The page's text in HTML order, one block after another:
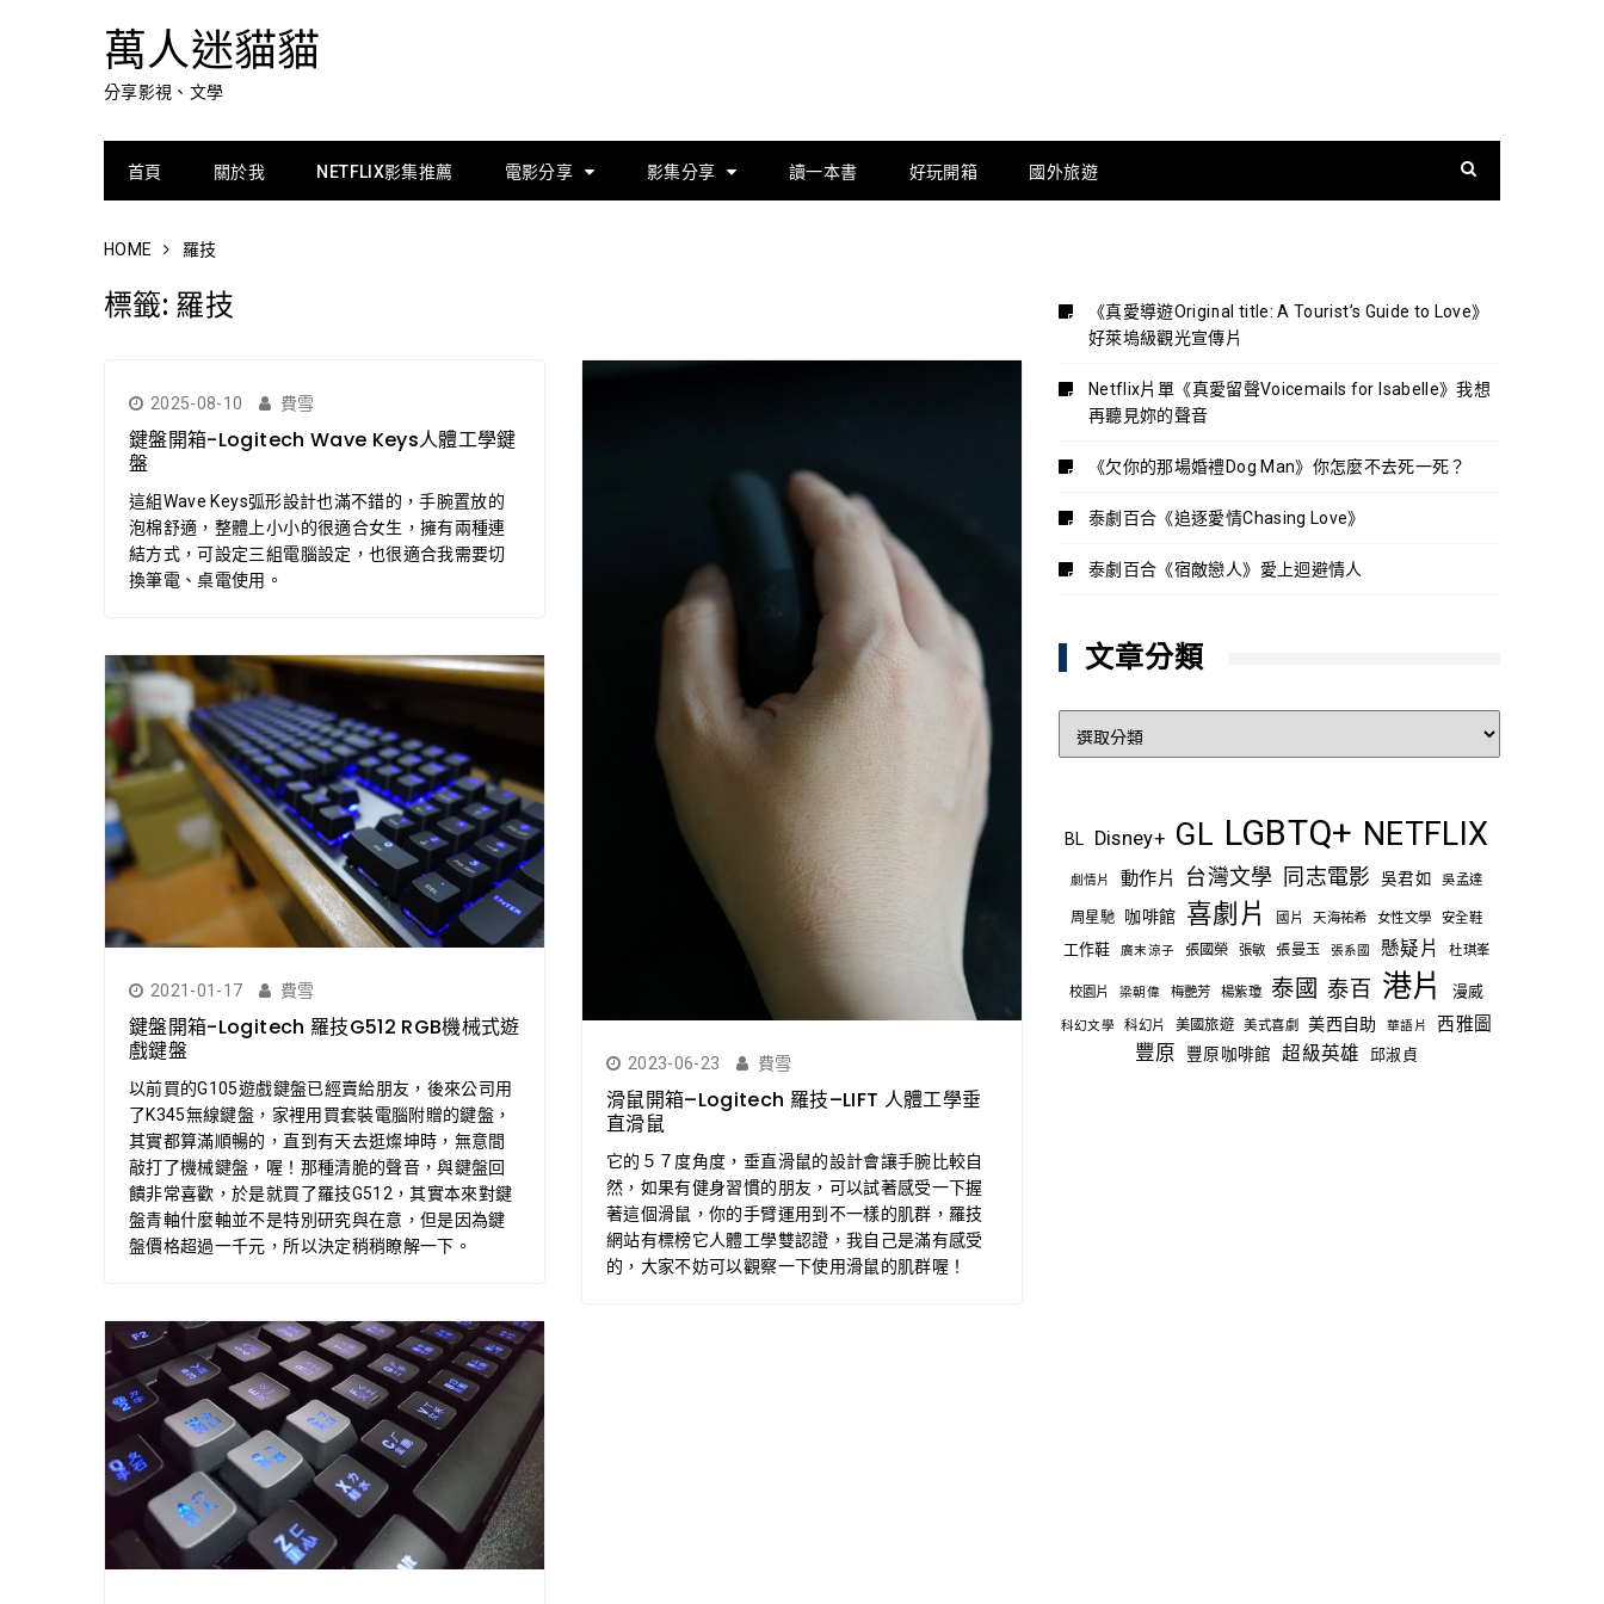
萬人迷貓貓
分享影視、文學
首頁 關於我 NETFLIX影集推薦 電影分享 影集分享 讀一本書 好玩開箱 國外旅遊
HOME 羅技
標籤: 羅技
2025-08-10 費雪
鍵盤開箱-Logitech Wave Keys人體工學鍵
盤
這組Wave Keys弧形設計也滿不錯的，手腕置放的
泡棉舒適，整體上小小的很適合女生，擁有兩種連
結方式，可設定三組電腦設定，也很適合我需要切
換筆電、桌電使用。
2023-06-23 費雪
滑鼠開箱–Logitech 羅技–LIFT 人體工學垂
直滑鼠
它的５７度角度，垂直滑鼠的設計會讓手腕比較自
然，如果有健身習慣的朋友，可以試著感受一下握
著這個滑鼠，你的手臂運用到不一樣的肌群，羅技
網站有標榜它人體工學雙認證，我自己是滿有感受
的，大家不妨可以觀察一下使用滑鼠的肌群喔！
2021-01-17 費雪
鍵盤開箱-Logitech 羅技G512 RGB機械式遊
戲鍵盤
以前買的G105遊戲鍵盤已經賣給朋友，後來公司用
了K345無線鍵盤，家裡用買套裝電腦附贈的鍵盤，
其實都算滿順暢的，直到有天去逛燦坤時，無意間
敲打了機械鍵盤，喔！那種清脆的聲音，與鍵盤回
饋非常喜歡，於是就買了羅技G512，其實本來對鍵
盤青軸什麼軸並不是特別研究與在意，但是因為鍵
盤價格超過一千元，所以決定稍稍瞭解一下。
《真愛導遊Original title: A Tourist’s Guide to Love》
好萊塢級觀光宣傳片
Netflix片單《真愛留聲Voicemails for Isabelle》我想
再聽見妳的聲音
《欠你的那場婚禮Dog Man》你怎麼不去死一死？
泰劇百合《追逐愛情Chasing Love》
泰劇百合《宿敵戀人》愛上迴避情人
文章分類
BL
Disney+ GL LGBTQ+ NETFLIX
劇情片 動作片 台灣文學 同志電影 吳君如 吳孟達
周星馳 咖啡館 喜劇片 國片 天海祐希 女性文學 安全鞋
工作鞋 廣末涼子 張國榮 張敏 張曼玉 張系國 懸疑片 杜琪峯
校園片 梁朝偉 梅艷芳 楊紫瓊 泰國 泰百 港片 漫威
科幻文學 科幻片 美國旅遊 美式喜劇 美西自助 華語片 西雅圖
豐原 豐原咖啡館 超級英雄 邱淑貞